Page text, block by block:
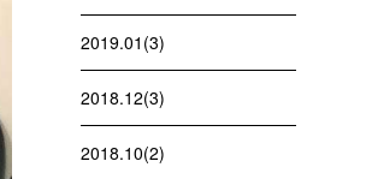
2019.01(3)
2018.12(3)
2018.10(2)